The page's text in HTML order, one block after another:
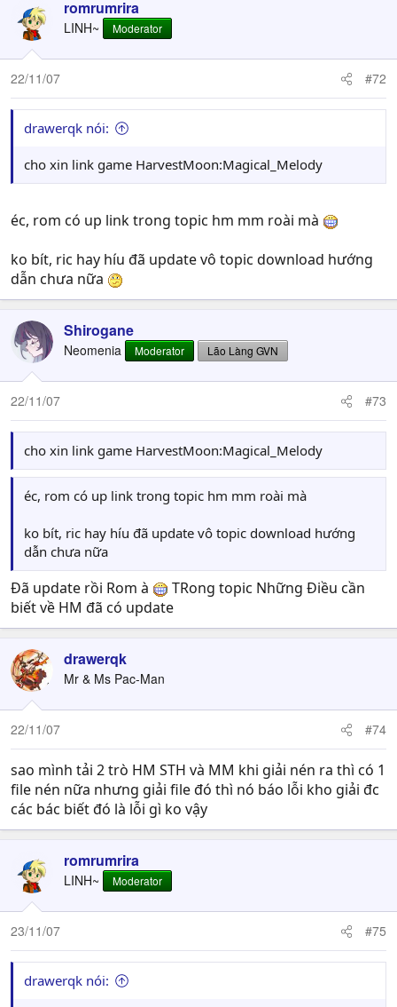
romrumrira
LINH~ Moderator
22/11/07 #72
drawerqk nói:
cho xin link game HarvestMoon:Magical_Melody
éc, rom có up link trong topic hm mm roài mà
ko bít, ric hay híu đã update vô topic download hướng
dẫn chưa nữa
Shirogane
Neomenia Moderator Lão Làng GVN
22/11/07 #73
cho xin link game HarvestMoon:Magical_Melody
éc, rom có up link trong topic hm mm roài mà
ko bít, ric hay híu đã update vô topic download hướng
dẫn chưa nữa
Đã update rồi Rom à
TRong topic Những Điều cần
biết về HM đã có update
drawerqk
Mr & Ms Pac-Man
22/11/07 #74
sao mình tải 2 trò HM STH và MM khi giải nén ra thì có 1
file nén nữa nhưng giải file đó thì nó báo lỗi kho giải đc
các bác biết đó là lỗi gì ko vậy
romrumrira
LINH~ Moderator
23/11/07 #75
drawerqk nói: